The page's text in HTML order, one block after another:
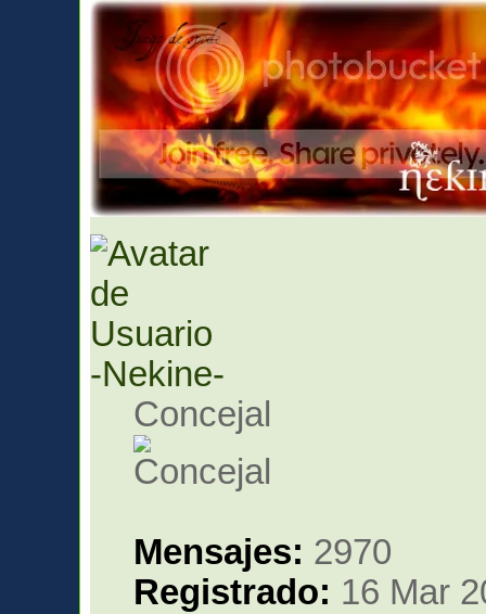
-Nekine-
Concejal
Mensajes: 2970
Registrado: 16 Mar